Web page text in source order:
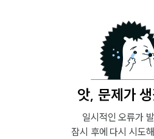
앗, 문제가
일시적인 오류가
잠시 후에 다시 시도